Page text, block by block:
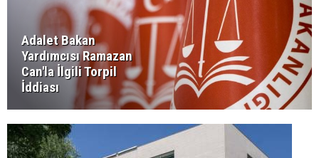
Adalet Bakan
Yardımcısı Ramazan
Can'la İlgili Torpil
İddiası